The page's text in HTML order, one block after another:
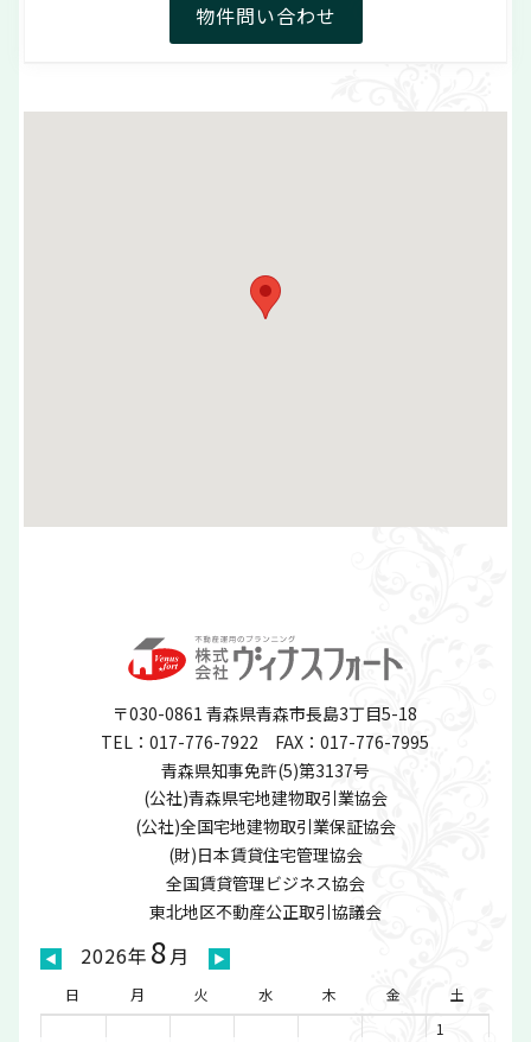
物件問い合わせ
〒030-0861 青森県青森市長島3丁目5-18
TEL：017-776-7922 FAX：017-776-7995
青森県知事免許(5)第3137号
(公社)青森県宅地建物取引業協会
(公社)全国宅地建物取引業保証協会
(財)日本賃貸住宅管理協会
全国賃貸管理ビジネス協会
東北地区不動産公正取引協議会
◀ 2026年 8月 ▶
日 月 火 水 木 金
土
1